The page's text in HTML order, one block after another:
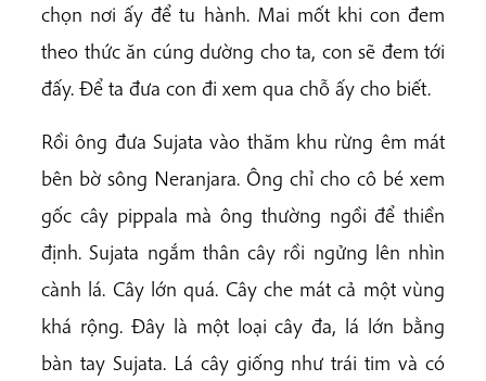
chọn nơi ấy để tu hành. Mai mốt khi con đem
theo thức ăn cúng dường cho ta, con sẽ đem tới
đấy. Để ta đưa con đi xem qua chỗ ấy cho biết.
Rồi ông đưa Sujata vào thăm khu rừng êm mát
bên bờ sông Neranjara. Ông chỉ cho cô bé xem
gốc cây pippala mà ông thường ngồi để thiền
định. Sujata ngắm thân cây rồi ngửng lên nhìn
cành lá. Cây lớn quá. Cây che mát cả một vùng
khá rộng. Đây là một loại cây đa, lá lớn bằng
bàn tay Sujata. Lá cây giống như trái tim và có